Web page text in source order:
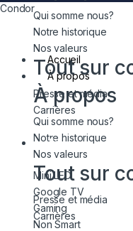
Condor
Accueil
À propos
À propos
Qui somme nous?
Notre historique
Nos valeurs
Tout sur
Presse et média
Carrières
Qui somme nous?
Notre historique
Nos valeurs
Tout sur
Presse et média
Carrières
TV
Mini LED
Google TV
Gaming
Non Smart